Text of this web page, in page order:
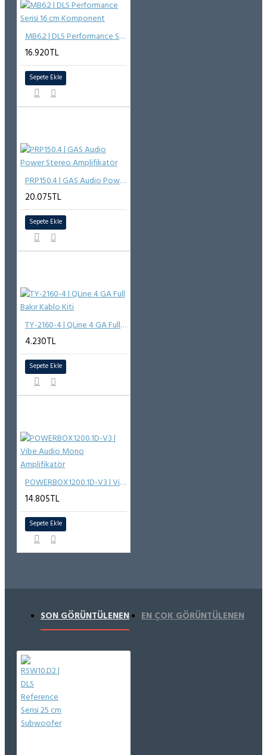
MB6.2 | DLS Performance Serisi 16 cm Komponent
16.920TL
Sepete Ekle
PRP150.4 | GAS Audio Power Stereo Amplifikatör
20.075TL
Sepete Ekle
TY-2160-4 | QLine 4 GA Full Bakır Kablo Kiti
4.230TL
Sepete Ekle
POWERBOX1200.1D-V3 | Vibe Audio Mono Amplifikatör
14.805TL
Sepete Ekle
SON GÖRÜNTÜLENEN EN ÇOK GÖRÜNTÜLENEN